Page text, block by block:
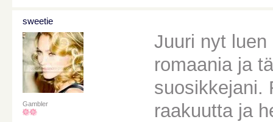
sweetie
Gambler
Juuri nyt
romaania ja
suosikkejani.
raakuutta ja